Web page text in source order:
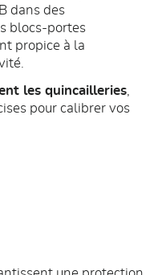
dans des
blocs-portes
propice à la
les quincailleries
pour calibrer vos